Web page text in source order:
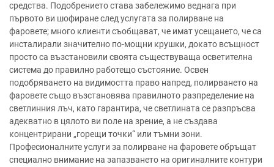
средства. Подобрението става забележимо веднага при
първото ви шофиране след услугата за полирване на
фаровете; много клиенти съобщават, че имат усещането, че са
инсталирали значително по-мощни крушки, докато всъщност
просто са възстановили своята съществуваща осветителна
система до правилно работещо състояние. Освен
подобряването на видимостта право напред, полирването на
фаровете също възстановява правилното разпределение на
светлинния лъч, като гарантира, че светлината се разпръсва
адекватно в цялото ви поле на зрение, а не създава
концентрирани „горещи точки“ или тъмни зони.
Професионалните услуги за полирване на фаровете обръщат
специално внимание на запазването на оригиналните контури